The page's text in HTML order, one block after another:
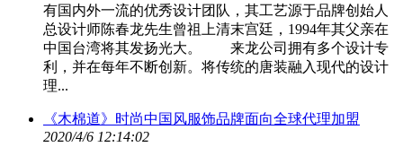
有国内外一流的优秀设计团队，其工艺源于品牌创始人
总设计师陈春龙先生曾祖上清末宫廷，1994年其父亲在
中国台湾将其发扬光大。 来龙公司拥有多个设计专
利，并在每年不断创新。将传统的唐装融入现代的设计
理...
《木棉道》时尚中国风服饰品牌面向全球代理加盟
2020/4/6 12:14:02